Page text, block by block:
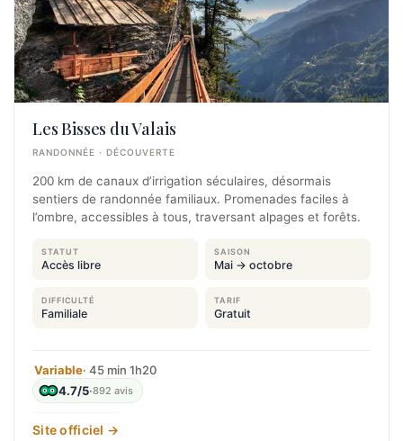
Les Bisses du Valais
RANDONNÉE · DÉCOUVERTE
200 km de canaux d’irrigation séculaires, désormais
sentiers de randonnée familiaux. Promenades faciles à
l’ombre, accessibles à tous, traversant alpages et forêts.
STATUT
Accès libre
SAISON
Mai → octobre
DIFFICULTÉ
Familiale
TARIF
Gratuit
Variable· 45 min 1h20
4.7/5·892 avis
Site officiel →